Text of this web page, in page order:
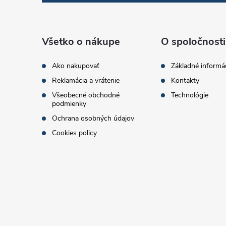
r
v
k
y
v
ý
Všetko o nákupe
Ako nakupovať
Reklamácia a vrátenie
Všeobecné obchodné
podmienky
Ochrana osobných údajov
Cookies policy
O spoločnosti
Základné
Kontakty
Technológie